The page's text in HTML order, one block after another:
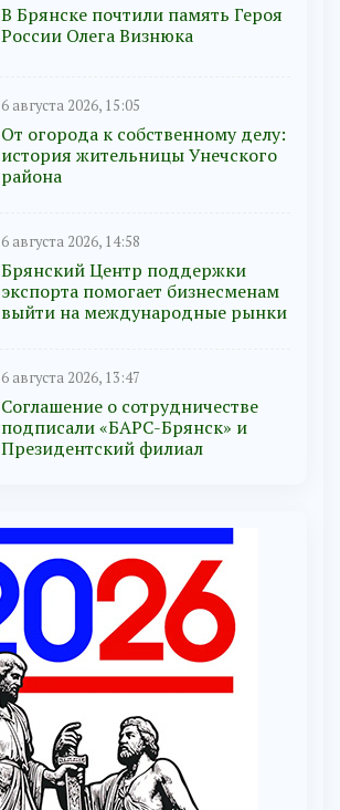
В Брянске почтили память Героя
России Олега Визнюка
6 августа 2026, 15:05
От огорода к собственному делу:
история жительницы Унечского
района
6 августа 2026, 14:58
Брянский Центр поддержки
экспорта помогает бизнесменам
выйти на международные рынки
6 августа 2026, 13:47
Соглашение о сотрудничестве
подписали «БАРС-Брянск» и
Президентский филиал